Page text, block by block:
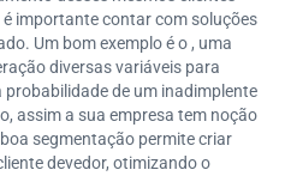
importante contar com soluções
Um bom exemplo é o , uma
diversas variáveis para
de um inadimplente
assim a sua empresa tem noção
segmentação permite criar
devedor, otimizando o